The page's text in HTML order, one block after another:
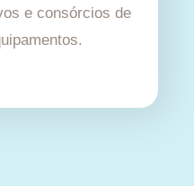
e consórcios de